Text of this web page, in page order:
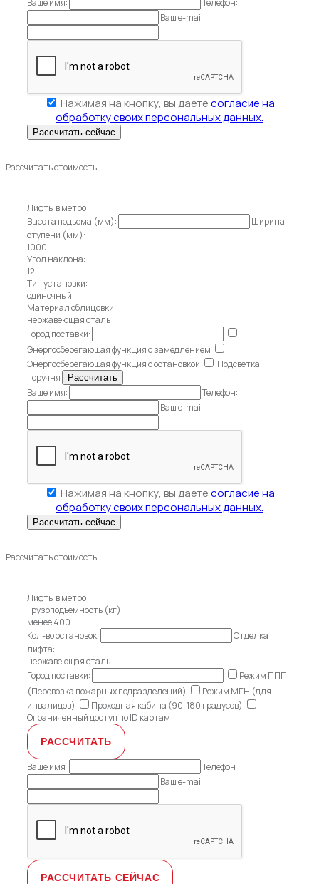
Ваш e-mail:
Нажимая на кнопку, вы даетесогласие на
обработку своих персональных данных.
Рассчитать стоимость
Лифты в метро
Высота подъема (мм):
Ширина
ступени (мм):
1000
Угол наклона:
12
Тип установки:
одиночный
Материал облицовки:
нержавеющая сталь
Город поставки:
Энергосберегающая функция с замедлением
Энергосберегающая функция с остановкой
Подсветка
поручня
Ваше имя:
Телефон:
Ваш e-mail:
Нажимая на кнопку, вы даетесогласие на
обработку своих персональных данных.
Рассчитать стоимость
Лифты в метро
Грузоподъемность (кг):
менее 400
Кол-во остановок:
Отделка
лифта:
нержавеющая сталь
Город поставки:
Режим ППП
(Перевозка пожарных подразделений)
Режим МГН (для
инвалидов)
Проходная кабина (90, 180 градусов)
Ограниченный доступ по ID картам
Ваше имя:
Телефон:
Ваш e-mail: